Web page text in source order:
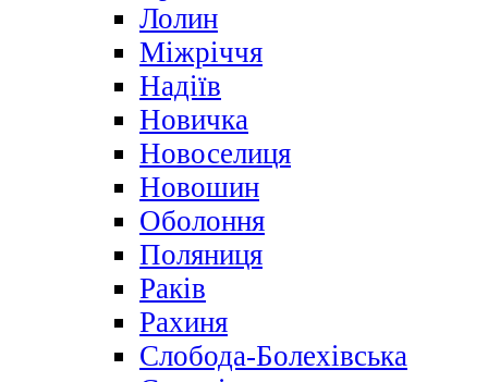
Лолин
Міжріччя
Надіїв
Новичка
Новоселиця
Новошин
Оболоння
Поляниця
Раків
Рахиня
Слобода-Болехівська